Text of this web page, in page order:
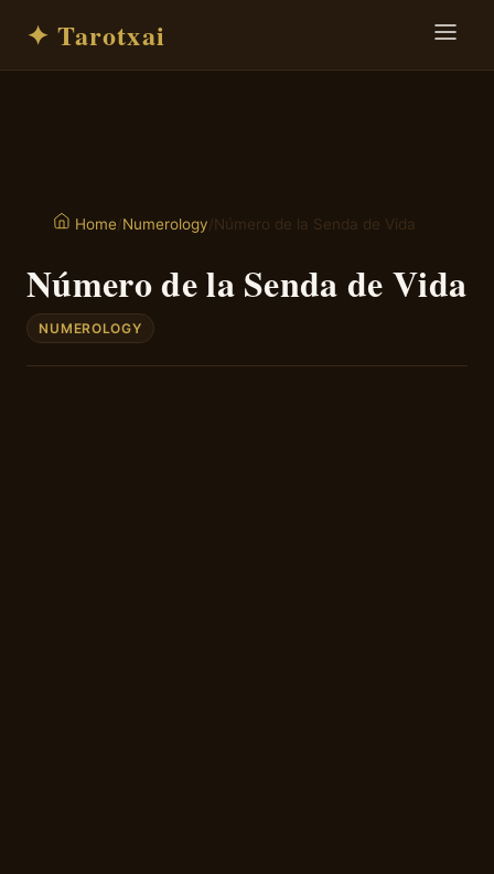
✦ Tarotxai
Home/Numerology/Número de la Senda de Vida
Número de la Senda de Vida
NUMEROLOGY